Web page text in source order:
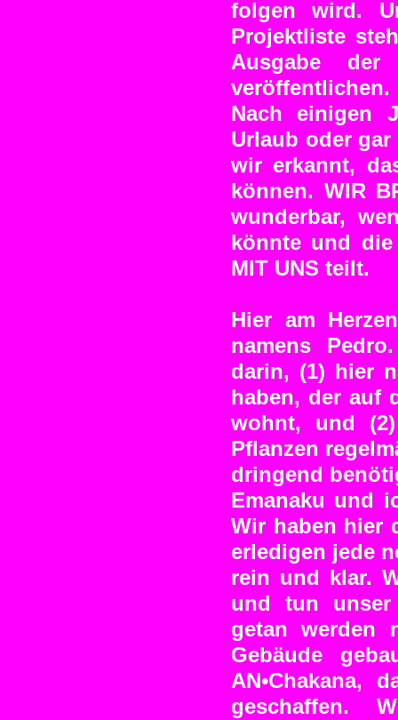
folgen wird.
Projektliste
Ausgabe
veröffentlichen.
Nach einigen
Urlaub oder
wir erkannt,
können. WIR
wunderbar,
könnte und die
MIT UNS teilt.
Hier am
namens
darin, (1) hier
haben, der auf
wohnt, und
Pflanzen
dringend
Emanaku und
Wir haben hier
erledigen jede
rein und klar.
und tun unser
getan werden
Gebäude
AN•Chakana,
geschaffen.